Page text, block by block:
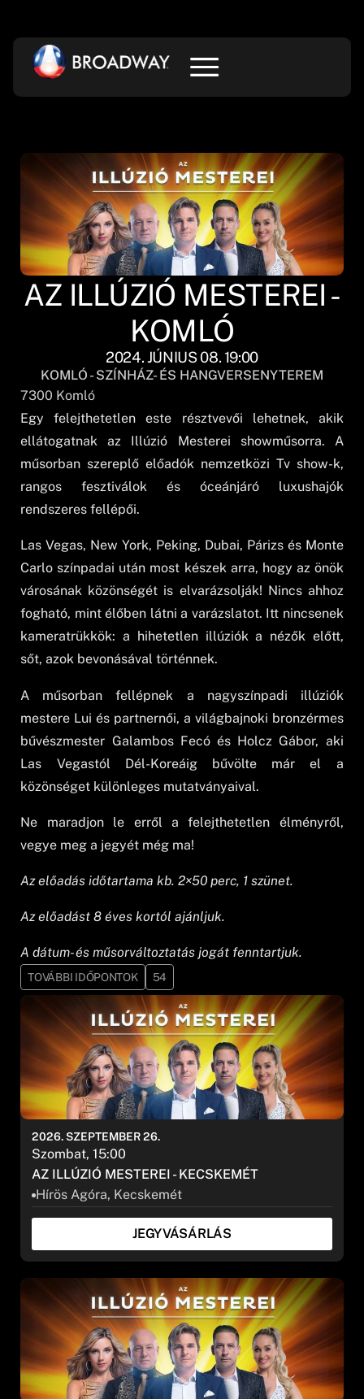
AZ ILLÚZIÓ MESTEREI -
KOMLÓ
2024. JÚNIUS 08. 19:00
KOMLÓ - SZÍNHÁZ- ÉS HANGVERSENYTEREM
7300 Komló
Egy felejthetetlen este résztvevői lehetnek, akik
ellátogatnak az Illúzió Mesterei showműsorra. A
műsorban szereplő előadók nemzetközi Tv show-k,
rangos fesztiválok és óceánjáró luxushajók
rendszeres fellépői.
Las Vegas, New York, Peking, Dubai, Párizs és Monte
Carlo színpadai után most készek arra, hogy az önök
városának közönségét is elvarázsolják! Nincs ahhoz
fogható, mint élőben látni a varázslatot. Itt nincsenek
kameratrükkök: a hihetetlen illúziók a nézők előtt,
sőt, azok bevonásával történnek.
A műsorban fellépnek a nagyszínpadi illúziók
mestere Lui és partnernői, a világbajnoki bronzérmes
bűvészmester Galambos Fecó és Holcz Gábor, aki
Las Vegastól Dél-Koreáig bűvölte már el a
közönséget különleges mutatványaival.
Ne maradjon le erről a felejthetetlen élményről,
vegye meg a jegyét még ma!
Az előadás időtartama kb. 2×50 perc, 1 szünet.
Az előadást 8 éves kortól ajánljuk.
A dátum- és műsorváltoztatás jogát fenntartjuk.
TOVÁBBI IDŐPONTOK 54
AZ ILLÚZIÓ MESTEREI - KECSKEMÉT
Hírös Agóra, Kecskemét
2026. SZEPTEMBER 26.
Szombat, 15:00
JEGYVÁSÁRLÁS